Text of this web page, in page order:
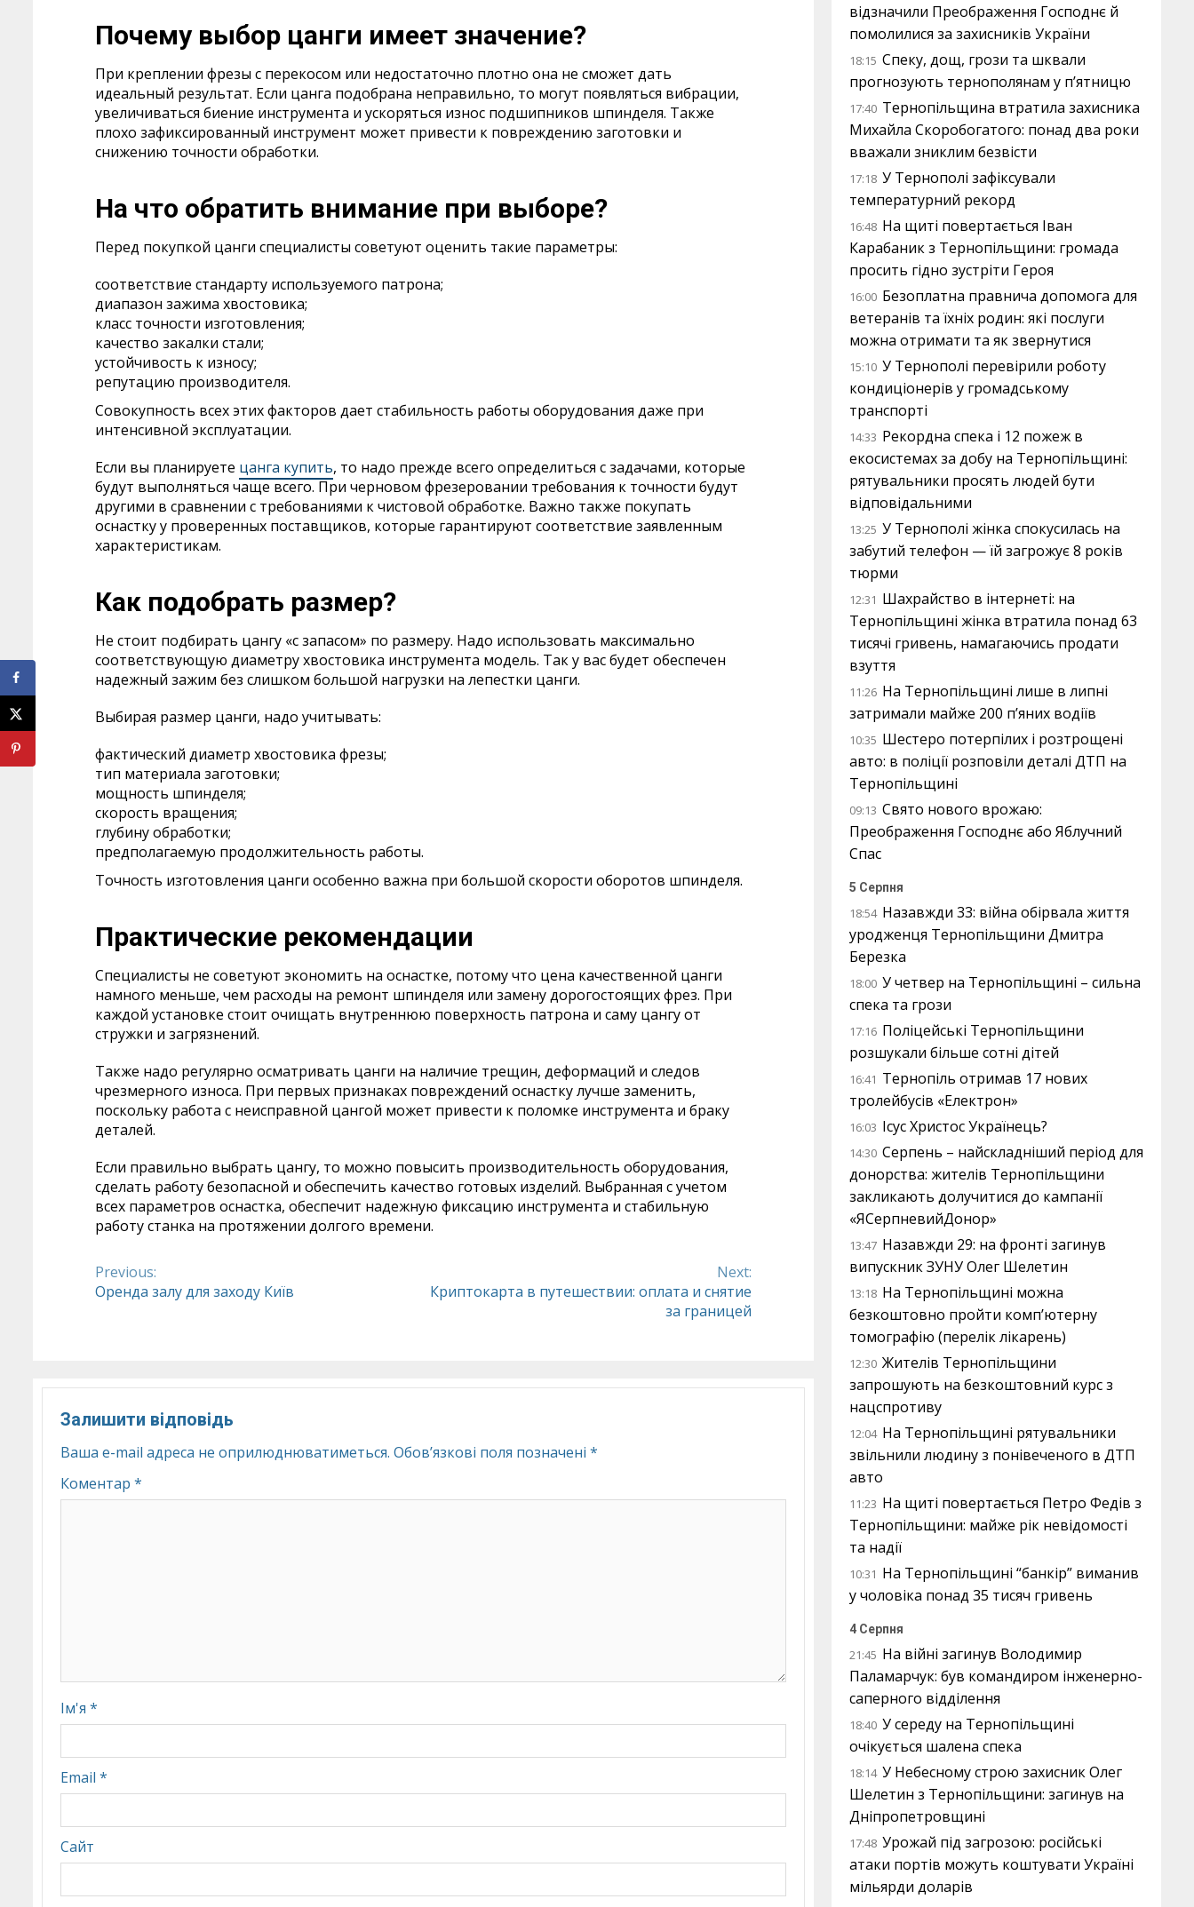
Почему выбор цанги имеет значение?
При креплении фрезы с перекосом или недостаточно плотно она не сможет дать
идеальный результат. Если цанга подобрана неправильно, то могут появляться вибрации,
увеличиваться биение инструмента и ускоряться износ подшипников шпинделя. Также
плохо зафиксированный инструмент может привести к повреждению заготовки и
снижению точности обработки.
На что обратить внимание при выборе?
Перед покупкой цанги специалисты советуют оценить такие параметры:
соответствие стандарту используемого патрона;
диапазон зажима хвостовика;
класс точности изготовления;
качество закалки стали;
устойчивость к износу;
репутацию производителя.
Совокупность всех этих факторов дает стабильность работы оборудования даже при
интенсивной эксплуатации.
Если вы планируете цанга купить, то надо прежде всего определиться с задачами, которые
будут выполняться чаще всего. При черновом фрезеровании требования к точности будут
другими в сравнении с требованиями к чистовой обработке. Важно также покупать
оснастку у проверенных поставщиков, которые гарантируют соответствие заявленным
характеристикам.
Как подобрать размер?
Не стоит подбирать цангу «с запасом» по размеру. Надо использовать максимально
соответствующую диаметру хвостовика инструмента модель. Так у вас будет обеспечен
надежный зажим без слишком большой нагрузки на лепестки цанги.
Выбирая размер цанги, надо учитывать:
фактический диаметр хвостовика фрезы;
тип материала заготовки;
мощность шпинделя;
скорость вращения;
глубину обработки;
предполагаемую продолжительность работы.
Точность изготовления цанги особенно важна при большой скорости оборотов шпинделя.
Практические рекомендации
Специалисты не советуют экономить на оснастке, потому что цена качественной цанги
намного меньше, чем расходы на ремонт шпинделя или замену дорогостоящих фрез. При
каждой установке стоит очищать внутреннюю поверхность патрона и саму цангу от
стружки и загрязнений.
Также надо регулярно осматривать цанги на наличие трещин, деформаций и следов
чрезмерного износа. При первых признаках повреждений оснастку лучше заменить,
поскольку работа с неисправной цангой может привести к поломке инструмента и браку
деталей.
Если правильно выбрать цангу, то можно повысить производительность оборудования,
сделать работу безопасной и обеспечить качество готовых изделий. Выбранная с учетом
всех параметров оснастка, обеспечит надежную фиксацию инструмента и стабильную
работу станка на протяжении долгого времени.
Continue
Previous:
Оренда залу для заходу Київ
Next:
Криптокарта в путешествии: оплата и снятие
за границей
Залишити відповідь
Ваша e-mail адреса не оприлюднюватиметься. Обов’язкові поля позначені *
Коментар *
Ім'я *
Email *
Сайт
відзначили Преображення Господнє й
помолилися за захисників України
18:15 Спеку, дощ, грози та шквали
прогнозують тернополянам у п’ятницю
17:40 Тернопільщина втратила захисника
Михайла Скоробогатого: понад два роки
вважали зниклим безвісти
17:18 У Тернополі зафіксували
температурний рекорд
16:48 На щиті повертається Іван
Карабаник з Тернопільщини: громада
просить гідно зустріти Героя
16:00 Безоплатна правнича допомога для
ветеранів та їхніх родин: які послуги
можна отримати та як звернутися
15:10 У Тернополі перевірили роботу
кондиціонерів у громадському
транспорті
14:33 Рекордна спека і 12 пожеж в
екосистемах за добу на Тернопільщині:
рятувальники просять людей бути
відповідальними
13:25 У Тернополі жінка спокусилась на
забутий телефон — їй загрожує 8 років
тюрми
12:31 Шахрайство в інтернеті: на
Тернопільщині жінка втратила понад 63
тисячі гривень, намагаючись продати
взуття
11:26 На Тернопільщині лише в липні
затримали майже 200 п’яних водіїв
10:35 Шестеро потерпілих і розтрощені
авто: в поліції розповіли деталі ДТП на
Тернопільщині
09:13 Свято нового врожаю:
Преображення Господнє або Яблучний
Спас
5 Серпня
18:54 Назавжди 33: війна обірвала життя
уродженця Тернопільщини Дмитра
Березка
18:00 У четвер на Тернопільщині – сильна
спека та грози
17:16 Поліцейські Тернопільщини
розшукали більше сотні дітей
16:41 Тернопіль отримав 17 нових
тролейбусів «Електрон»
16:03 Ісус Христос Українець?
14:30 Серпень – найскладніший період для
донорства: жителів Тернопільщини
закликають долучитися до кампанії
«ЯСерпневийДонор»
13:47 Назавжди 29: на фронті загинув
випускник ЗУНУ Олег Шелетин
13:18 На Тернопільщині можна
безкоштовно пройти комп’ютерну
томографію (перелік лікарень)
12:30 Жителів Тернопільщини
запрошують на безкоштовний курс з
нацспротиву
12:04 На Тернопільщині рятувальники
звільнили людину з понівеченого в ДТП
авто
11:23 На щиті повертається Петро Федів з
Тернопільщини: майже рік невідомості
та надії
10:31 На Тернопільщині “банкір” виманив
у чоловіка понад 35 тисяч гривень
4 Серпня
21:45 На війні загинув Володимир
Паламарчук: був командиром інженерно-
саперного відділення
18:40 У середу на Тернопільщині
очікується шалена спека
18:14 У Небесному строю захисник Олег
Шелетин з Тернопільщини: загинув на
Дніпропетровщині
17:48 Урожай під загрозою: російські
атаки портів можуть коштувати Україні
мільярди доларів